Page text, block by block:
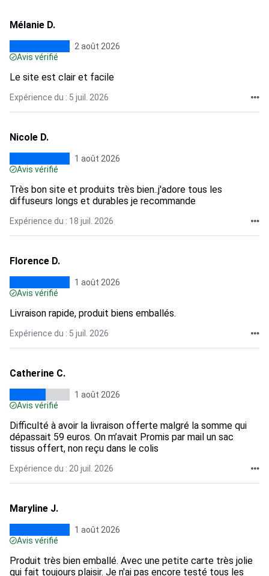
Mélanie D.
2 août 2026
Avis vérifié
Le site est clair et facile
Expérience du : 5 juil. 2026
Nicole D.
1 août 2026
Avis vérifié
Très bon site et produits très bien..j'adore tous les
diffuseurs longs et durables je recommande
Expérience du : 18 juil. 2026
Florence D.
1 août 2026
Avis vérifié
Livraison rapide, produit biens emballés.
Expérience du : 5 juil. 2026
Catherine C.
1 août 2026
Avis vérifié
Difficulté à avoir la livraison offerte malgré la somme qui
dépassait 59 euros. On m’avait Promis par mail un sac
tissus offert, non reçu dans le colis
Expérience du : 20 juil. 2026
Maryline J.
1 août 2026
Avis vérifié
Produit très bien emballé. Avec une petite carte très jolie
qui fait toujours plaisir. Je n'ai pas encore testé tous les